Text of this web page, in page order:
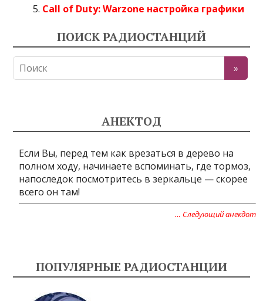
Call of Duty: Warzone настройка графики
ПОИСК РАДИОСТАНЦИЙ
АНЕКТОД
Если Вы, перед тем как врезаться в дерево на
полном ходу, начинаете вспоминать, где тормоз,
напоследок посмотритесь в зеркальце — скорее
всего он там!
… Следующий анекдот
ПОПУЛЯРНЫЕ РАДИОСТАНЦИИ